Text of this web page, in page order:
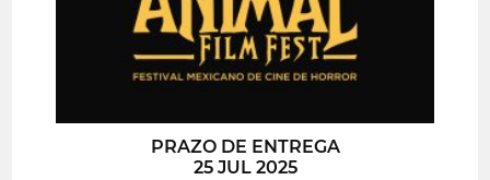
PRAZO DE ENTREGA
25 JUL 2025